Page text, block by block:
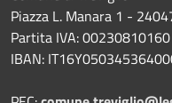
Piazza L. Manara 1 -
Partita IVA: 00230810160
IBAN: